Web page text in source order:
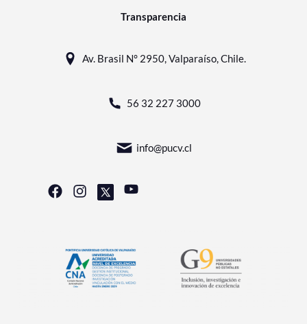
Transparencia
Av. Brasil N° 2950, Valparaíso, Chile.
56 32 227 3000
info@pucv.cl